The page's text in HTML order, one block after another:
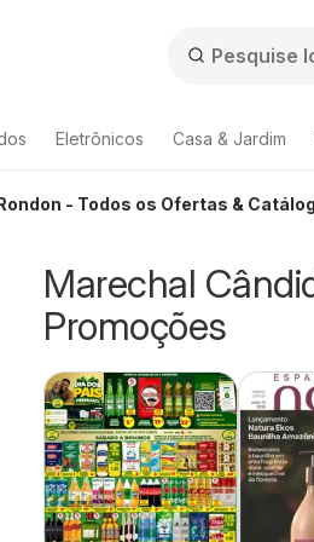
Eletrônicos Casa & Jardim
- Todos os Ofertas &
Marechal
Promoções